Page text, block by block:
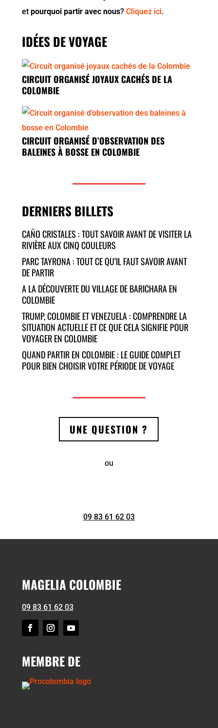
et pourquoi partir avec nous? Cliquez ici.
IDÉES DE VOYAGE
CIRCUIT ORGANISÉ JOYAUX CACHÉS DE LA
COLOMBIE
CIRCUIT ORGANISÉ D’OBSERVATION DES
BALEINES À BOSSE EN COLOMBIE
DERNIERS BILLETS
CAÑO CRISTALES : TOUT SAVOIR AVANT DE VISITER LA
RIVIÈRE AUX CINQ COULEURS
PARC TAYRONA : TOUT CE QU’IL FAUT SAVOIR AVANT
DE PARTIR
A LA DÉCOUVERTE DU VILLAGE DE BARICHARA EN
COLOMBIE
TRUMP, COLOMBIE ET VENEZUELA : COMPRENDRE LA
SITUATION ACTUELLE ET CE QUE CELA SIGNIFIE POUR
VOYAGER EN COLOMBIE
QUAND PARTIR EN COLOMBIE : LE GUIDE COMPLET
POUR BIEN CHOISIR VOTRE PÉRIODE DE VOYAGE
UNE QUESTION ?
ou
09 83 61 62 03
MAGELIA COLOMBIE
09 83 61 62 03
MEMBRE DE